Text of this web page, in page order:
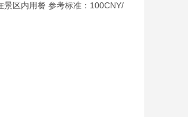
区内用餐 参考标准：100CNY/